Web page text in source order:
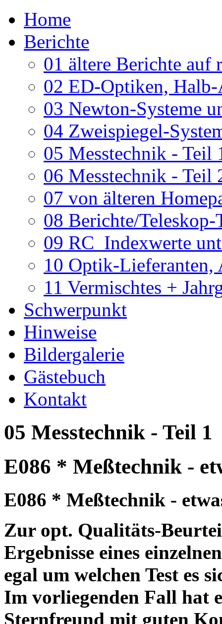
Home
Berichte
01 ältere Berichte auf
02 ED-Optiken, Halb-
03 Newton-Systeme
04 Zweispiegel-
05 Messtechnik - Teil
06 Messtechnik - Teil
07 von älteren
08 Berichte/
09 RC_Indexwerte
10 Optik-Lieferanten,
11 Vermischtes +
Schwerpunkt
Hinweise
Bildergalerie
Gästebuch
Kontakt
05 Messtechnik - Teil 1
E086 * Meßtechnik -
E086 * Meßtechnik -
Zur opt. Qualitäts-
Ergebnisse eines
egal um welchen Test es
Im vorliegenden Fall hat
Sternfreund mit guten